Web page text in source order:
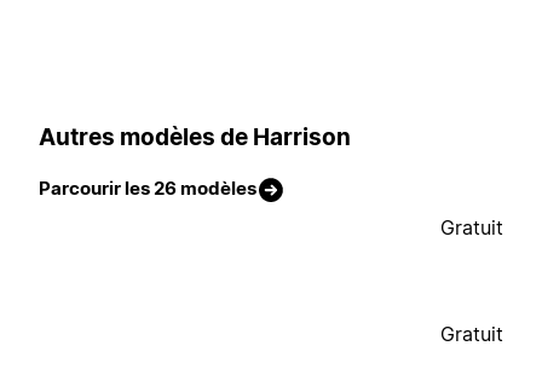
Autres modèles de Harrison
Parcourir les 26 modèles
Gratuit
Gratuit